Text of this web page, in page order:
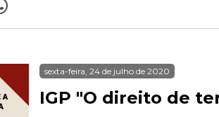
sexta-feira, 24 de julho de 2020
IGP "O direito de